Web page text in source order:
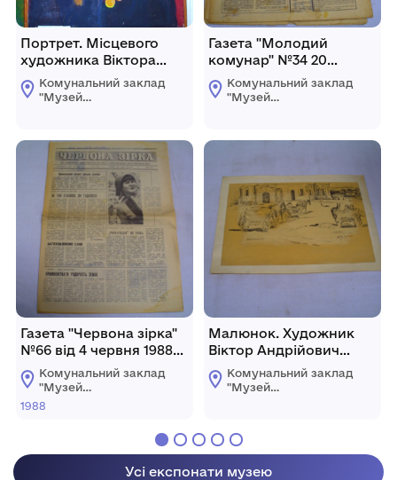
Портрет. Місцевого
художника Віктора
Андрійовича Шульги.
"С.І. Головахи -
Комунальний заклад
"Музей
досліджень
Новомиргородщини"
Газета "Червона зірка"
№66 від 4 червня 1988
року.
Новомиргородська
районна друкарня
Комунальний заклад
"Музей
археологічних та
Новомиргородщини"
1988
Газета "Молодий
комунар" №34 20
березня 1969 рік
Комунальний заклад
"Музей
досліджень
Малюнок. Художник
Віктор Андрійович
Шульга. "Златополь"
1951 рік
Комунальний заклад
"Музей
Новомиргородщини"
Усі експонати музею